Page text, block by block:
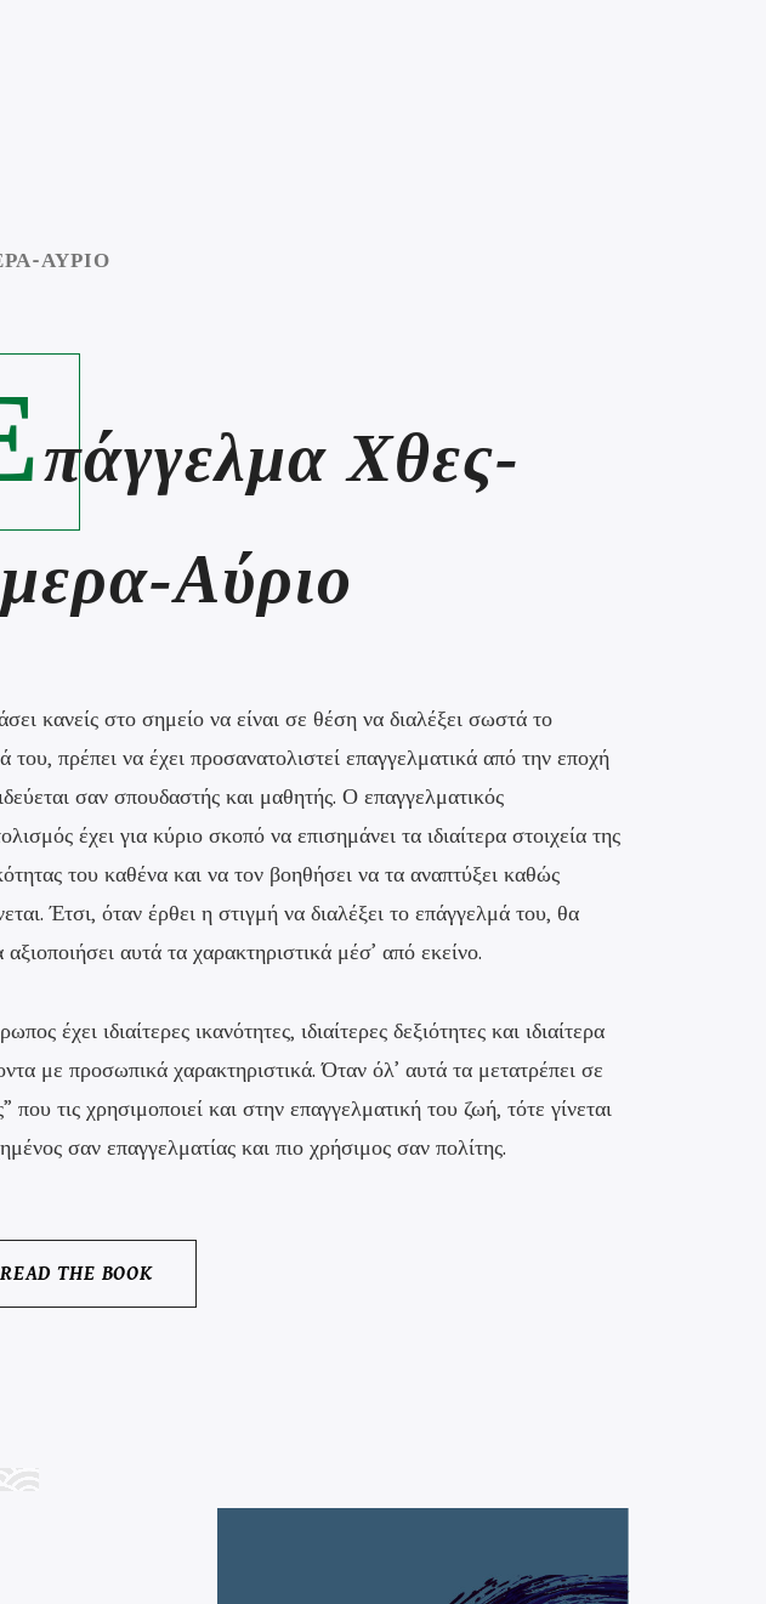
ΑΎΡΙΟ
πάγγελμα Χθες-
Αύριο
κανείς στο σημείο να είναι σε θέση να διαλέξει σωστά το
του, πρέπει να έχει προσανατολιστεί επαγγελματικά από την εποχή
σαν σπουδαστής και μαθητής. Ο επαγγελματικός
έχει για κύριο σκοπό να επισημάνει τα ιδιαίτερα στοιχεία της
του καθένα και να τον βοηθήσει να τα αναπτύξει καθώς
Έτσι, όταν έρθει η στιγμή να διαλέξει το επάγγελμά του, θα
αξιοποιήσει αυτά τα χαρακτηριστικά μέσ’ από εκείνο.
έχει ιδιαίτερες ικανότητες, ιδιαίτερες δεξιότητες και ιδιαίτερα
με προσωπικά χαρακτηριστικά. Όταν όλ’ αυτά τα μετατρέπει σε
που τις χρησιμοποιεί και στην επαγγελματική του ζωή, τότε γίνεται
σαν επαγγελματίας και πιο χρήσιμος σαν πολίτης.
READ THE BOOK